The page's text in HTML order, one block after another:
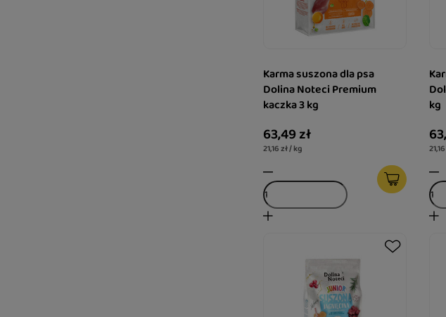
Karma suszona dla psa
Dolina Noteci Premium
kaczka 3 kg
63,49 zł
21,16 zł / kg
kg